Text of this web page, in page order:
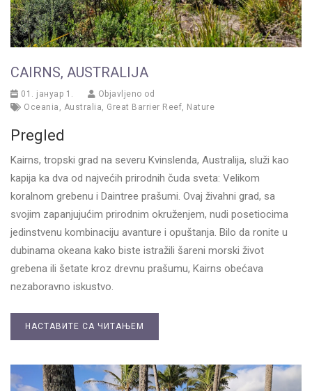
CAIRNS, AUSTRALIJA
01. јануар 1.
Objavljeno od
Oceania , Australia, Great Barrier Reef, Nature
Pregled
Kairns, tropski grad na severu Kvinslenda, Australija, služi kao
kapija ka dva od najvećih prirodnih čuda sveta: Velikom
koralnom grebenu i Daintree prašumi. Ovaj živahni grad, sa
svojim zapanjujućim prirodnim okruženjem, nudi posetiocima
jedinstvenu kombinaciju avanture i opuštanja. Bilo da ronite u
dubinama okeana kako biste istražili šareni morski život
grebena ili šetate kroz drevnu prašumu, Kairns obećava
nezaboravno iskustvo.
НАСТАВИТЕ СА ЧИТАЊЕМ